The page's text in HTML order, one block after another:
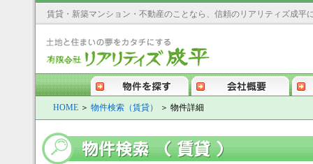
賃貸・新築マンション・不動産のことなら、信頼のリアリティズ成平
会社概要 契約までの流れ アクセス
HOME ＞ 物件検索（賃貸） ＞ 物件詳細